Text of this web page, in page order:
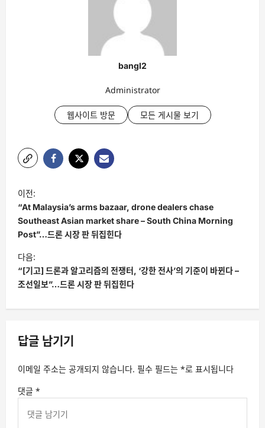
bangl2
Administrator
웹사이트 방문 모든 게시물 보기
글
탐
색
이전:
“At Malaysia’s arms bazaar, drone dealers chase
Southeast Asian market share – South China Morning
Post”…드론 시장 판 뒤집힌다
다음:
“[기고] 드론과 알고리즘의 전쟁터, ‘강한 전사’의 기준이 바뀐다 –
조선일보”…드론 시장 판 뒤집힌다
답글 남기기
이메일 주소는 공개되지 않습니다. 필수 필드는 *로 표시됩니다
댓글 *